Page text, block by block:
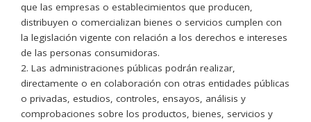
que las empresas o establecimientos que producen,
distribuyen o comercializan bienes o servicios cumplen con
la legislación vigente con relación a los derechos e intereses
de las personas consumidoras.
2. Las administraciones públicas podrán realizar,
directamente o en colaboración con otras entidades públicas
o privadas, estudios, controles, ensayos, análisis y
comprobaciones sobre los productos, bienes, servicios y